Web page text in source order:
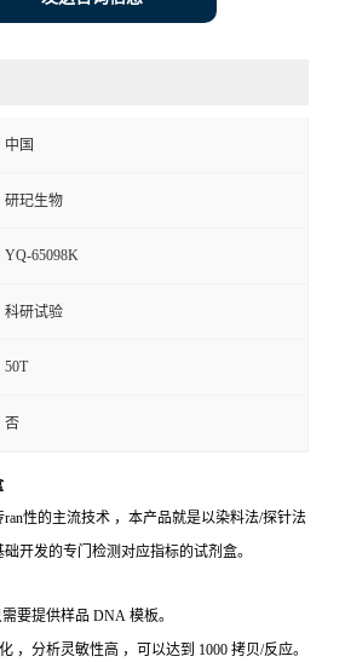
中国
研玘生物
YQ-65098K
科研试验
50T
否
ran性的主流技术 ，本产品就是以染料法/探针法
开发的专门检测对应指标的试剂盒。
要提供样品 DNA 模板。
，分析灵敏性高 ，可以达到 1000 拷贝/反应。